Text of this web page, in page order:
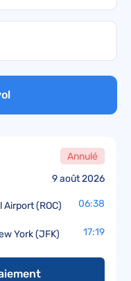
9 août 2026
Annulé
(ROC) 06:38
York (JFK) 17:19